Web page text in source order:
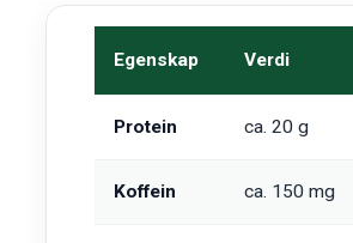
Egenskap Verdi
Protein ca. 20 g
Koffein ca. 150 mg